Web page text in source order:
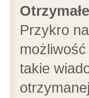
Przykro
takie